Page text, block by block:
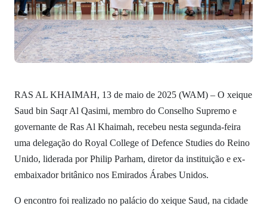
RAS AL KHAIMAH, 13 de maio de 2025 (WAM) – O xeique
Saud bin Saqr Al Qasimi, membro do Conselho Supremo e
governante de Ras Al Khaimah, recebeu nesta segunda-feira
uma delegação do Royal College of Defence Studies do Reino
Unido, liderada por Philip Parham, diretor da instituição e ex-
embaixador britânico nos Emirados Árabes Unidos.
O encontro foi realizado no palácio do xeique Saud, na cidade